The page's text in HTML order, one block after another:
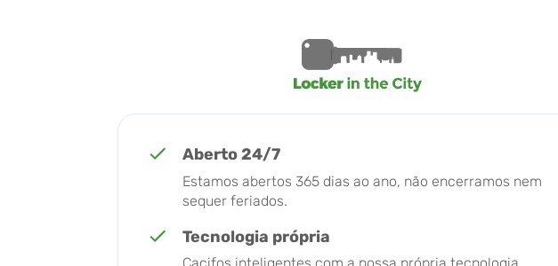
Aberto 24/7
Estamos abertos 365 dias ao ano, não encerramos nem
sequer feriados.
Tecnologia própria